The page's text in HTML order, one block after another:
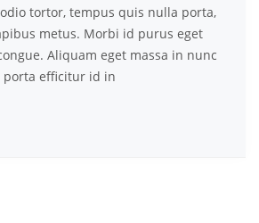
tortor, tempus quis nulla porta,
metus. Morbi id purus eget
Aliquam eget massa in nunc
porta efficitur id in